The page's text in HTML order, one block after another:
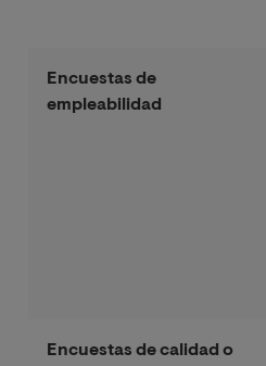
Encuestas de
empleabilidad
Encuestas de calidad o